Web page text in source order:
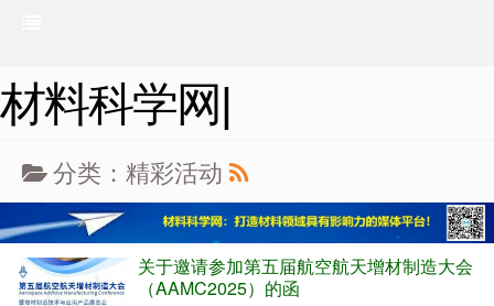
材料科学网|
分类：精彩活动
关于邀请参加第五届航空航天增材制造大会
（AAMC2025）的函